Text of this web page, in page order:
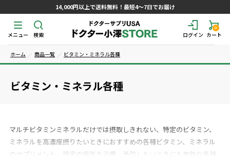
14,000円以上で送料無料！最短4～7日でお届け
ログイン
0
カート
検索
メニュー
ホーム 商品一覧 ビタミン・ミネラル各種
ビタミン・ミネラル各種
マルチビタミンミネラルだけでは摂取しきれない、特定のビタミン、
ミネラルを高濃度摂りたいときにおすすめの各種ビタミン、ミネラル
のサプリメント。特定の病気を治療、予防したいときにも有効な各種